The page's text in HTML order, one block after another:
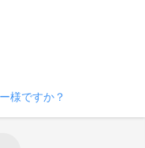
様ですか？